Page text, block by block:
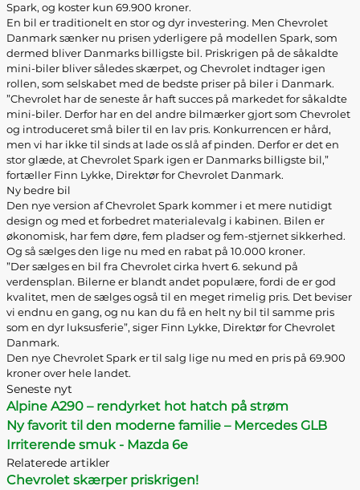
Spark, og koster kun 69.900 kroner.
En bil er traditionelt en stor og dyr investering. Men Chevrolet
Danmark sænker nu prisen yderligere på modellen Spark, som
dermed bliver Danmarks billigste bil. Priskrigen på de såkaldte
mini-biler bliver således skærpet, og Chevrolet indtager igen
rollen, som selskabet med de bedste priser på biler i Danmark.
”Chevrolet har de seneste år haft succes på markedet for såkaldte
mini-biler. Derfor har en del andre bilmærker gjort som Chevrolet
og introduceret små biler til en lav pris. Konkurrencen er hård,
men vi har ikke til sinds at lade os slå af pinden. Derfor er det en
stor glæde, at Chevrolet Spark igen er Danmarks billigste bil,”
fortæller Finn Lykke, Direktør for Chevrolet Danmark.
Ny bedre bil
Den nye version af Chevrolet Spark kommer i et mere nutidigt
design og med et forbedret materialevalg i kabinen. Bilen er
økonomisk, har fem døre, fem pladser og fem-stjernet sikkerhed.
Og så sælges den lige nu med en rabat på 10.000 kroner.
”Der sælges en bil fra Chevrolet cirka hvert 6. sekund på
verdensplan. Bilerne er blandt andet populære, fordi de er god
kvalitet, men de sælges også til en meget rimelig pris. Det beviser
vi endnu en gang, og nu kan du få en helt ny bil til samme pris
som en dyr luksusferie”, siger Finn Lykke, Direktør for Chevrolet
Danmark.
Den nye Chevrolet Spark er til salg lige nu med en pris på 69.900
kroner over hele landet.
Seneste nyt
Alpine A290 – rendyrket hot hatch på strøm
Ny favorit til den moderne familie – Mercedes GLB
Irriterende smuk - Mazda 6e
Relaterede artikler
Chevrolet skærper priskrigen!